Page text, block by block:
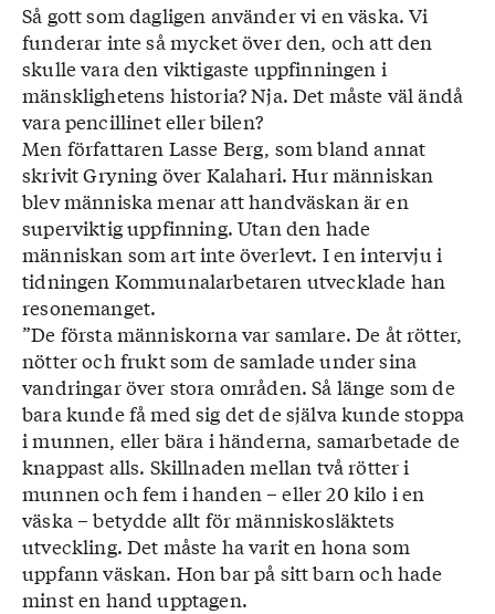
Så gott som dagligen använder vi en väska. Vi
funderar inte så mycket över den, och att den
skulle vara den viktigaste uppfinningen i
mänsklighetens historia? Nja. Det måste väl ändå
vara pencillinet eller bilen?
Men författaren Lasse Berg, som bland annat
skrivit Gryning över Kalahari. Hur människan
blev människa menar att handväskan är en
superviktig uppfinning. Utan den hade
människan som art inte överlevt. I en intervju i
tidningen Kommunalarbetaren utvecklade han
resonemanget.
”De första människorna var samlare. De åt rötter,
nötter och frukt som de samlade under sina
vandringar över stora områden. Så länge som de
bara kunde få med sig det de själva kunde stoppa
i munnen, eller bära i händerna, samarbetade de
knappast alls. Skillnaden mellan två rötter i
munnen och fem i handen – eller 20 kilo i en
väska – betydde allt för människosläktets
utveckling. Det måste ha varit en hona som
uppfann väskan. Hon bar på sitt barn och hade
minst en hand upptagen.